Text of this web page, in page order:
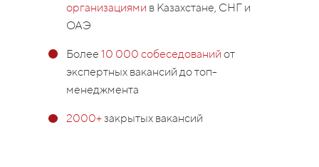
организациями в Казахстане, СНГ и
ОАЭ
Более 10 000 собеседований от
экспертных вакансий до топ-
менеджмента
2000+закрытых вакансий